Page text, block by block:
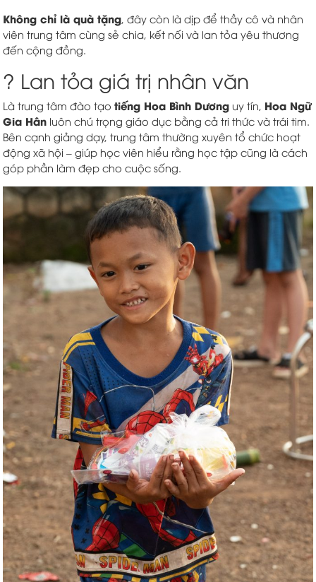
Không chỉ là quà tặng, đây còn là dịp để thầy cô và nhân
viên trung tâm cùng sẻ chia, kết nối và lan tỏa yêu thương
đến cộng đồng.
? Lan tỏa giá trị nhân văn
Là trung tâm đào tạotiếng Hoa Bình Dương uy tín, Hoa Ngữ
Gia Hân luôn chú trọng giáo dục bằng cả tri thức và trái tim.
Bên cạnh giảng dạy, trung tâm thường xuyên tổ chức hoạt
động xã hội – giúp học viên hiểu rằng học tập cũng là cách
góp phần làm đẹp cho cuộc sống.